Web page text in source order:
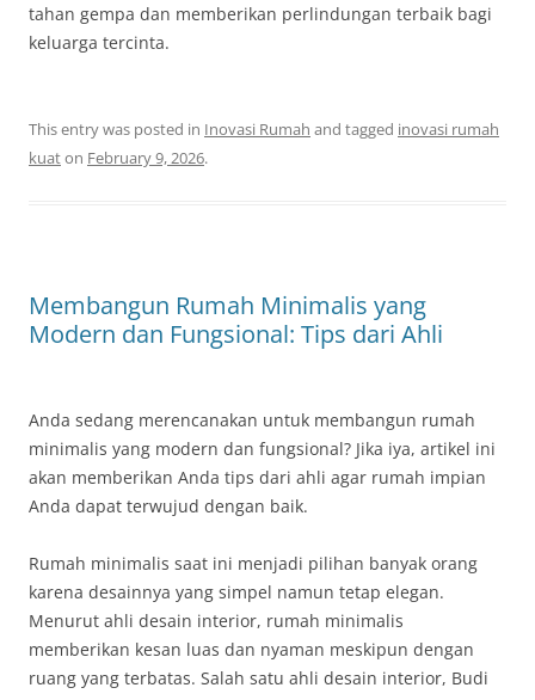
tahan gempa dan memberikan perlindungan terbaik bagi
keluarga tercinta.
This entry was posted in Inovasi Rumah and tagged inovasi rumah
kuaton February 9, 2026.
Membangun Rumah Minimalis yang
Modern dan Fungsional: Tips dari Ahli
Anda sedang merencanakan untuk membangun rumah
minimalis yang modern dan fungsional? Jika iya, artikel ini
akan memberikan Anda tips dari ahli agar rumah impian
Anda dapat terwujud dengan baik.
Rumah minimalis saat ini menjadi pilihan banyak orang
karena desainnya yang simpel namun tetap elegan.
Menurut ahli desain interior, rumah minimalis
memberikan kesan luas dan nyaman meskipun dengan
ruang yang terbatas. Salah satu ahli desain interior, Budi